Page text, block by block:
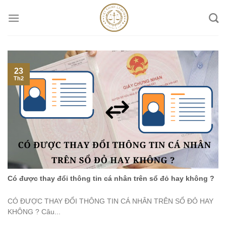
Có được thay đổi thông tin cá nhân trên sổ đỏ hay không ?
CÓ ĐƯỢC THAY ĐỔI THÔNG TIN CÁ NHÂN TRÊN SỔ ĐỎ HAY
KHÔNG ? Câu...
23
Th2